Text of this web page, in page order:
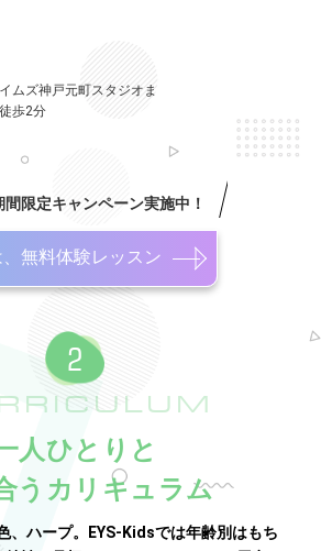
ムズ神戸元町スタジオま
歩2分
間限定キャンペーン実施中！
、無料体験レッスン
人ひとりと
うカリキュラム
、ハープ。EYS-Kidsでは年齢別はもち